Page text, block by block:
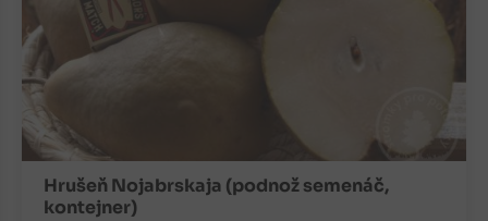
Hrušeň Nojabrskaja (podnož semenáč,
kontejner)